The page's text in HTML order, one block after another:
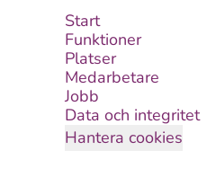
Start
Funktioner
Platser
Medarbetare
Jobb
Data och integritet
Hantera cookies